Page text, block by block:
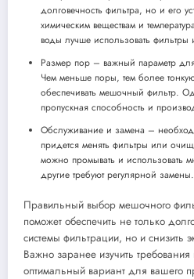
долговечность фильтра, но и его
химическим веществам и
воды лучше использовать
Размер пор – важный параметр
Чем меньше поры, тем более
обеспечивать мешочный фильтр.
пропускная способность и
Обслуживание и замена –
придется менять фильтры или
можно промывать и использовать
другие требуют регулярной замены.
Правильный выбор мешочного
поможет обеспечить не только
системы фильтрации, но и снизить
Важно заранее изучить
оптимальный вариант для вашего